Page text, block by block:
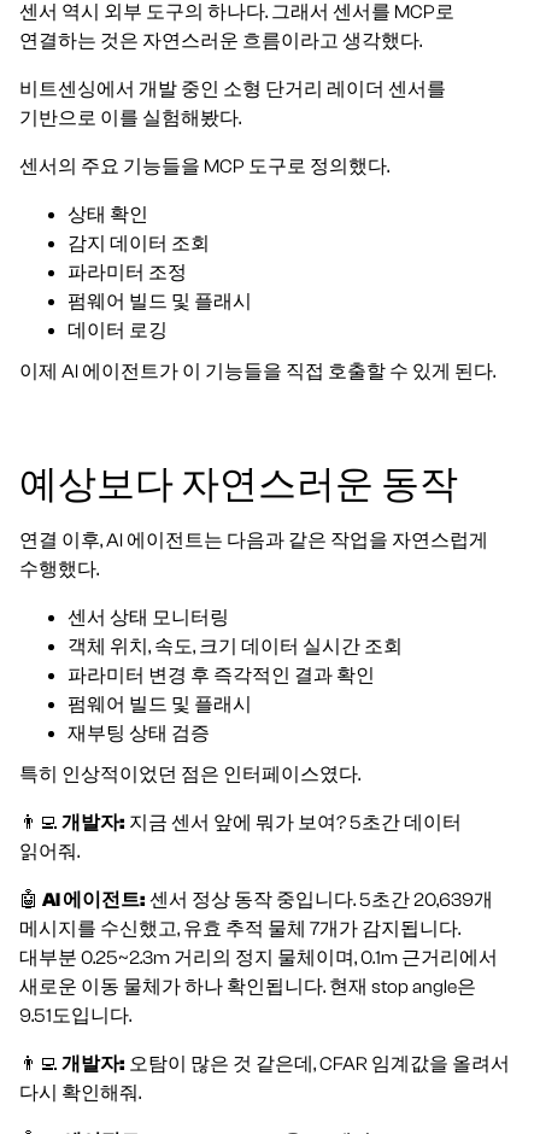
센서 역시 외부 도구의 하나다. 그래서 센서를 MCP로
연결하는 것은 자연스러운 흐름이라고 생각했다.
비트센싱에서 개발 중인 소형 단거리 레이더 센서를
기반으로 이를 실험해봤다.
센서의 주요 기능들을 MCP 도구로 정의했다.
상태 확인
감지 데이터 조회
파라미터 조정
펌웨어 빌드 및 플래시
데이터 로깅
이제 AI 에이전트가 이 기능들을 직접 호출할 수 있게 된다.
예상보다 자연스러운 동작
연결 이후, AI 에이전트는 다음과 같은 작업을 자연스럽게
수행했다.
센서 상태 모니터링
객체 위치, 속도, 크기 데이터 실시간 조회
파라미터 변경 후 즉각적인 결과 확인
펌웨어 빌드 및 플래시
재부팅 상태 검증
특히 인상적이었던 점은 인터페이스였다.
👨‍💻 개발자: 지금 센서 앞에 뭐가 보여? 5초간 데이터
읽어줘.
🤖 AI 에이전트: 센서 정상 동작 중입니다. 5초간 20,639개
메시지를 수신했고, 유효 추적 물체 7개가 감지됩니다.
대부분 0.25~2.3m 거리의 정지 물체이며, 0.1m 근거리에서
새로운 이동 물체가 하나 확인됩니다. 현재 stop angle은
9.51도입니다.
👨‍💻 개발자: 오탐이 많은 것 같은데, CFAR 임계값을 올려서
다시 확인해줘.